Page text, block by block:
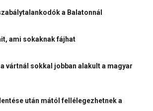
a Balatonnál
ami sokaknak fájhat
vártnál sokkal jobban alakult a magyar
után mától fellélegezhetnek a